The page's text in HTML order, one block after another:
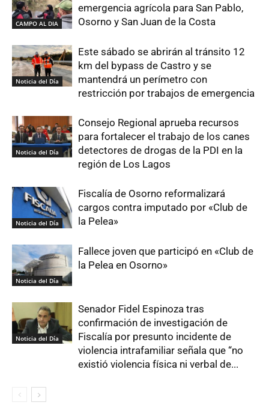
CAMPO AL DIA
emergencia agrícola para San Pablo,
Osorno y San Juan de la Costa
Noticia del Día
Este sábado se abrirán al tránsito 12
km del bypass de Castro y se
mantendrá un perímetro con
restricción por trabajos de emergencia
Noticia del Día
Consejo Regional aprueba recursos
para fortalecer el trabajo de los canes
detectores de drogas de la PDI en la
región de Los Lagos
Noticia del Día
Fiscalía de Osorno reformalizará
cargos contra imputado por «Club de
la Pelea»
Noticia del Día
Fallece joven que participó en «Club de
la Pelea en Osorno»
Noticia del Día
Senador Fidel Espinoza tras
confirmación de investigación de
Fiscalía por presunto incidente de
violencia intrafamiliar señala que “no
existió violencia física ni verbal de...